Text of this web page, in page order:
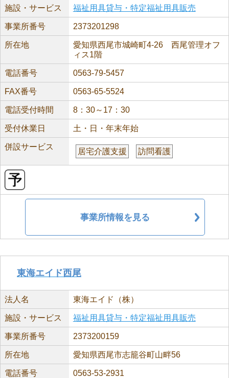
施設・サービス 福祉用具貸与・特定福祉用具販売
事業所番号 2373201298
所在地
愛知県西尾市城崎町4-26 西尾管理オフ
ィス1階
電話番号 0563-79-5457
FAX番号 0563-65-5524
電話受付時間 8：30～17：30
受付休業日 土・日・年末年始
併設サービス
居宅介護支援 訪問看護
事業所情報を見る
東海エイド西尾
法人名 東海エイド（株）
施設・サービス 福祉用具貸与・特定福祉用具販売
事業所番号 2373200159
所在地 愛知県西尾市志籠谷町山畔56
電話番号 0563-53-2931